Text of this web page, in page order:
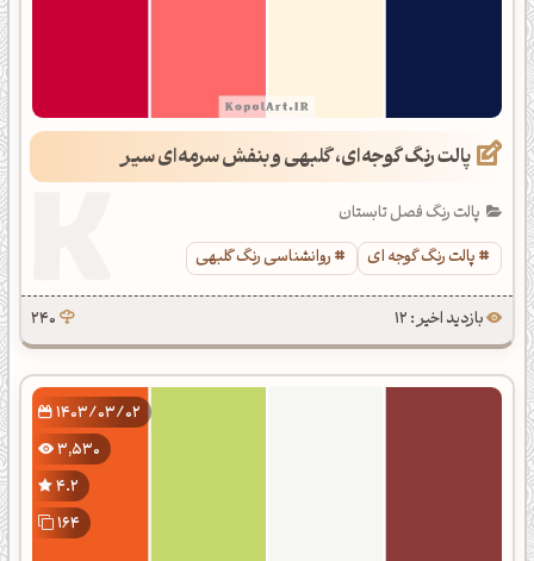
پالت رنگ گوجه‌ای، گلبهی و بنفش سرمه‌ای سیر
پالت رنگ فصل تابستان
پالت رنگ گوجه ای
روانشناسی رنگ گلبهی
بازدید اخیر : 12 240
1403/03/02
3,530
4.2
164